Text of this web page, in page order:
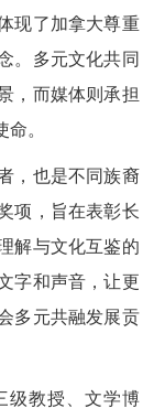
现了加拿大尊重
。多元文化共同
，而媒体则承担
。
，也是不同族裔
项，旨在表彰长
解与文化互鉴的
字和声音，让更
多元共融发展贡
级教授、文学博